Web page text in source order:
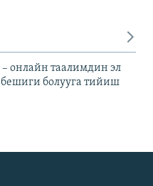
– онлайн таалимдин эл
болууга тийиш